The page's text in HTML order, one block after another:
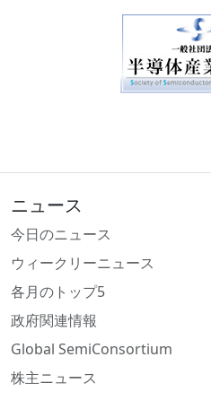
ニュース
今日のニュース
ウィークリーニュース
各月のトップ5
政府関連情報
Global SemiConsortium
株主ニュース